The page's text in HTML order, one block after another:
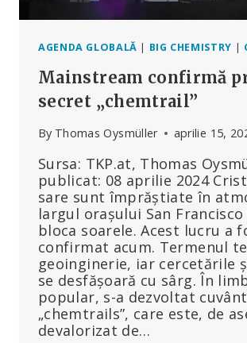
AGENDA GLOBALĂ | BIG CHEMISTRY |
Mainstream confirmă
secret „chemtrail”
By Thomas Oysmüller aprilie 15,
Sursa: TKP.at, Thomas
publicat: 08 aprilie 2024
sare sunt împrăștiate în
largul orașului San
bloca soarele. Acest lucru a
confirmat acum. Termenul
geoinginerie, iar cercetările
se desfășoară cu sârg. În
popular, s-a dezvoltat
„chemtrails”, care este, de
devalorizat de…